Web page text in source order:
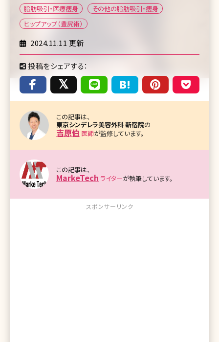
脂肪吸引・医療痩身
その他の脂肪吸引・痩身
ヒップアップ（豊尻術）
2024.11.11 更新
投稿をシェアする：
この記事は、
東京シンデレラ美容外科 新宿院の
吉原伯 医師が監修しています。
この記事は、
MarkeTech ライターが執筆しています。
スポンサーリンク